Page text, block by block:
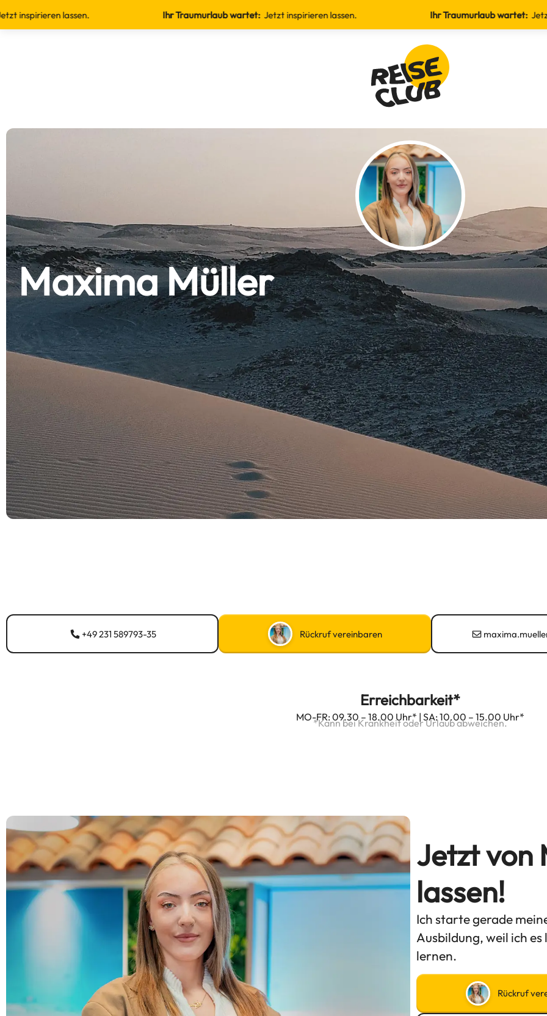
lassen. Ihr Traumurlaub wartet: Jetzt inspirieren lassen. Ihr Traumurlaub wartet: Jetzt
Maxima Müller
+49 231 589793-35 Rückruf vereinbaren
Erreichbarkeit*
MO-FR: 09.30 – 18.00 Uhr* | SA: 10.00 – 15.00 Uhr*
*Kann bei Krankheit oder Urlaub abweichen.
Jetzt von
lassen!
Ich starte gerade
Ausbildung, weil ich es
lernen.
Rückruf